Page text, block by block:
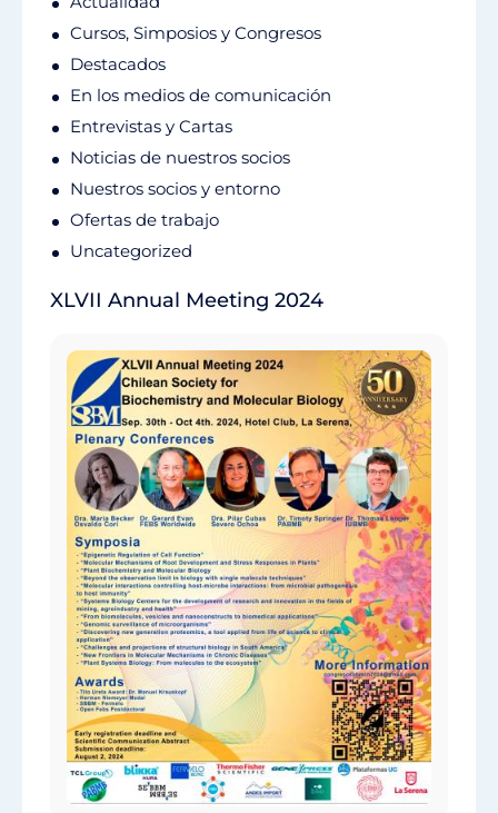
Cursos, Simposios y Congresos
Destacados
En los medios de comunicación
Entrevistas y Cartas
Noticias de nuestros socios
Nuestros socios y entorno
Ofertas de trabajo
Uncategorized
XLVII Annual Meeting 2024